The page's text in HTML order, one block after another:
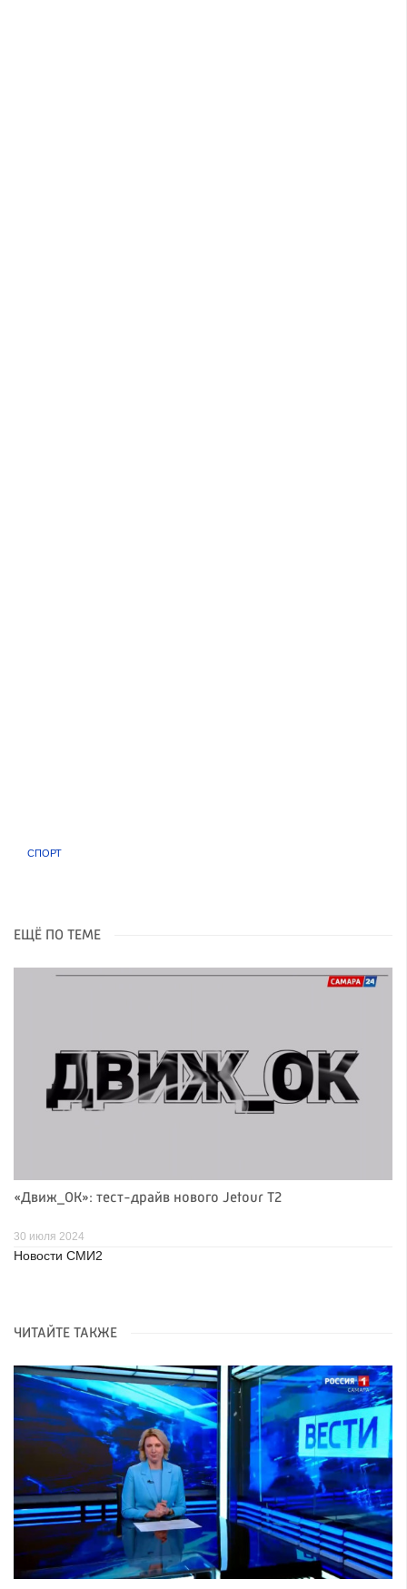
СПОРТ
ЕЩЁ ПО ТЕМЕ
«Движ_ОК»: тест-драйв нового Jetour T2
30 июля 2024
Новости СМИ2
ЧИТАЙТЕ ТАКЖЕ